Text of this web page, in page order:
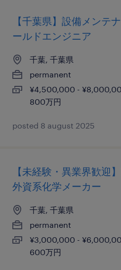
【千葉県】設備メンテ
ールドエンジニア
千葉, 千葉県
permanent
¥4,500,000 -
800万円
posted 8 august 2025
【未経験・異業界歓迎
外資系化学メーカー
千葉, 千葉県
permanent
¥3,000,000 -
600万円